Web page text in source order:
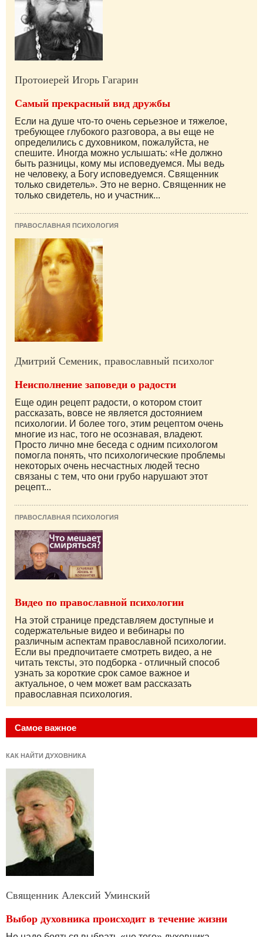
Самое важное
КАК НАЙТИ ДУХОВНИКА
Священник Алексий Уминский
Выбор духовника происходит в течение жизни
Протоиерей Игорь Гагарин
Самый прекрасный вид дружбы
Если на душе что-то очень серьезное и тяжелое,
требующее глубокого разговора, а вы еще не
определились с духовником, пожалуйста, не
спешите. Иногда можно услышать: «Не должно
быть разницы, кому мы исповедуемся. Мы ведь
не человеку, а Богу исповедуемся. Священник
только свидетель». Это не верно. Священник не
только свидетель, но и участник...
ПРАВОСЛАВНАЯ ПСИХОЛОГИЯ
Дмитрий Семеник, православный психолог
Неисполнение заповеди о радости
Еще один рецепт радости, о котором стоит
рассказать, вовсе не является достоянием
психологии. И более того, этим рецептом очень
многие из нас, того не осознавая, владеют.
Просто лично мне беседа с одним психологом
помогла понять, что психологические проблемы
некоторых очень несчастных людей тесно
связаны с тем, что они грубо нарушают этот
рецепт...
ПРАВОСЛАВНАЯ ПСИХОЛОГИЯ
Видео по православной психологии
На этой странице представляем доступные и
содержательные видео и вебинары по
различным аспектам православной психологии.
Если вы предпочитаете смотреть видео, а не
читать тексты, это подборка - отличный способ
узнать за короткие срок самое важное и
актуальное, о чем может вам рассказать
православная психология.